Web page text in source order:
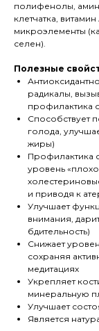
полифенолы,
клетчатка,
микроэлементы
селен).
Полезные
радикалы,
профилактика
Способствует
голода,
жиры)
Профилактика
уровень
и приводя к
Улучшает
внимания,
бдительность)
Снижает
сохраняя
медитациях
Укрепляет
минеральную
Улучшает
Является